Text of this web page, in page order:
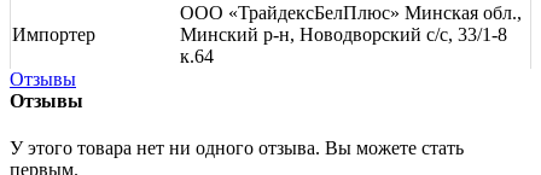
Импортер
ООО «ТрайдексБелПлюс» Минская обл.,
Минский р-н, Новодворский с/с, 33/1-8
к.64
Отзывы
Отзывы
У этого товара нет ни одного отзыва. Вы можете стать
первым.